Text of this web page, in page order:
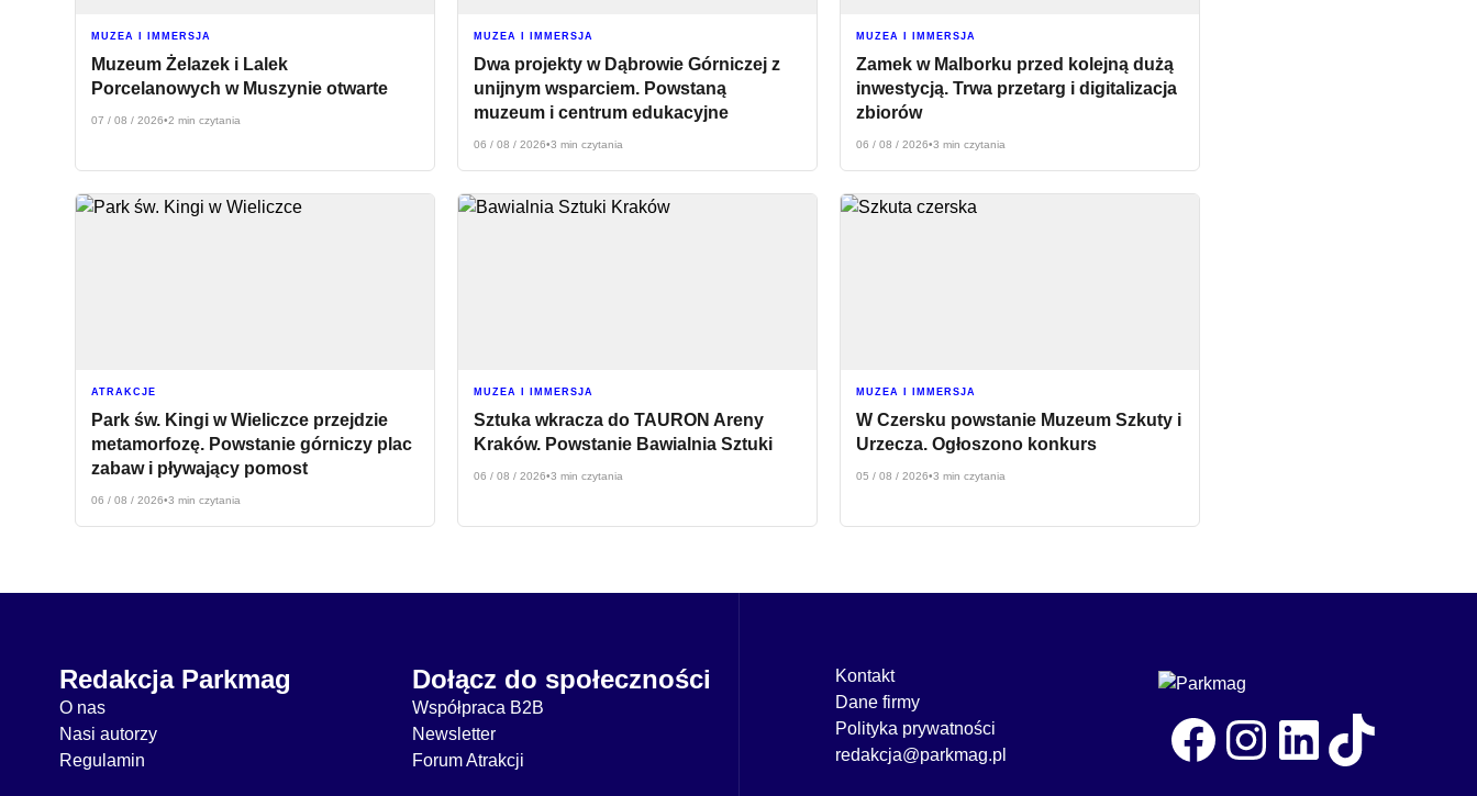
MUZEA I IMMERSJA
Muzeum Żelazek i Lalek
Porcelanowych w Muszynie otwarte
07 / 08 / 2026•2 min czytania
MUZEA I IMMERSJA
Dwa projekty w Dąbrowie Górniczej z
unijnym wsparciem. Powstaną
muzeum i centrum edukacyjne
06 / 08 / 2026•3 min czytania
MUZEA I IMMERSJA
Zamek w Malborku przed kolejną dużą
inwestycją. Trwa przetarg i digitalizacja
zbiorów
06 / 08 / 2026•3 min czytania
ATRAKCJE
Park św. Kingi w Wieliczce przejdzie
metamorfozę. Powstanie górniczy plac
zabaw i pływający pomost
06 / 08 / 2026•3 min czytania
MUZEA I IMMERSJA
Sztuka wkracza do TAURON Areny
Kraków. Powstanie Bawialnia Sztuki
06 / 08 / 2026•3 min czytania
MUZEA I IMMERSJA
W Czersku powstanie Muzeum Szkuty i
Urzecza. Ogłoszono konkurs
05 / 08 / 2026•3 min czytania
Redakcja Parkmag
O nas
Nasi autorzy
Regulamin
Dołącz do społeczności
Współpraca B2B
Newsletter
Forum Atrakcji
Kontakt
Dane firmy
Polityka prywatności
redakcja@parkmag.pl
Facebook
Instagram
LinkedIn
TikTok